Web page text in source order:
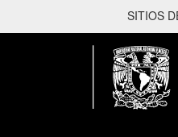
SITIOS